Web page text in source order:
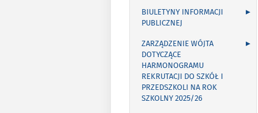
BIULETYNY INFORMACJI
PUBLICZNEJ
ZARZĄDZENIE WÓJTA
DOTYCZĄCE
HARMONOGRAMU
REKRUTACJI DO SZKÓŁ I
PRZEDSZKOLI NA ROK
SZKOLNY 2025/26